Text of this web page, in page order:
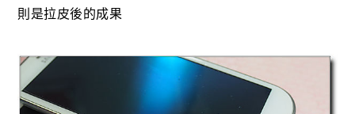
則是拉皮後的成果